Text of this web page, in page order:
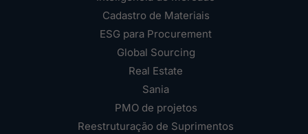
Cadastro de Materiais
ESG para Procurement
Global Sourcing
Real Estate
Sania
PMO de projetos
Reestruturação de Suprimentos